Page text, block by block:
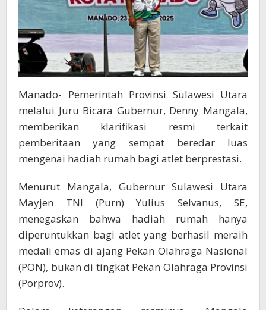
Manado- Pemerintah Provinsi Sulawesi Utara
melalui Juru Bicara Gubernur, Denny Mangala,
memberikan klarifikasi resmi terkait
pemberitaan yang sempat beredar luas
mengenai hadiah rumah bagi atlet berprestasi.
Menurut Mangala, Gubernur Sulawesi Utara
Mayjen TNI (Purn) Yulius Selvanus, SE,
menegaskan bahwa hadiah rumah hanya
diperuntukkan bagi atlet yang berhasil meraih
medali emas di ajang Pekan Olahraga Nasional
(PON), bukan di tingkat Pekan Olahraga Provinsi
(Porprov).